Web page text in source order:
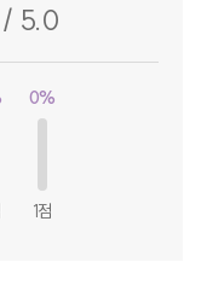
/ 5.0
0%
1점